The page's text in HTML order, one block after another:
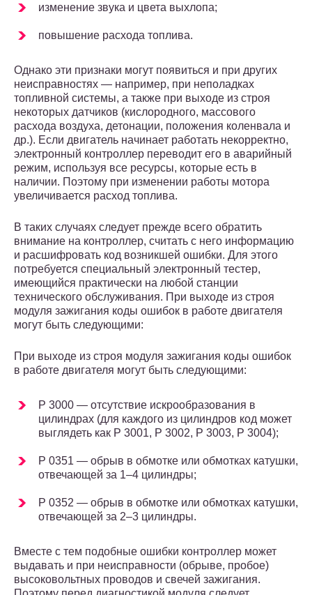
изменение звука и цвета выхлопа;
повышение расхода топлива.
Однако эти признаки могут появиться и при других
неисправностях — например, при неполадках
топливной системы, а также при выходе из строя
некоторых датчиков (кислородного, массового
расхода воздуха, детонации, положения коленвала и
др.). Если двигатель начинает работать некорректно,
электронный контроллер переводит его в аварийный
режим, используя все ресурсы, которые есть в
наличии. Поэтому при изменении работы мотора
увеличивается расход топлива.
В таких случаях следует прежде всего обратить
внимание на контроллер, считать с него информацию
и расшифровать код возникшей ошибки. Для этого
потребуется специальный электронный тестер,
имеющийся практически на любой станции
технического обслуживания. При выходе из строя
модуля зажигания коды ошибок в работе двигателя
могут быть следующими:
При выходе из строя модуля зажигания коды ошибок
в работе двигателя могут быть следующими:
P 3000 — отсутствие искрообразования в
цилиндрах (для каждого из цилиндров код может
выглядеть как P 3001, P 3002, P 3003, P 3004);
P 0351 — обрыв в обмотке или обмотках катушки,
отвечающей за 1–4 цилиндры;
P 0352 — обрыв в обмотке или обмотках катушки,
отвечающей за 2–3 цилиндры.
Вместе с тем подобные ошибки контроллер может
выдавать и при неисправности (обрыве, пробое)
высоковольтных проводов и свечей зажигания.